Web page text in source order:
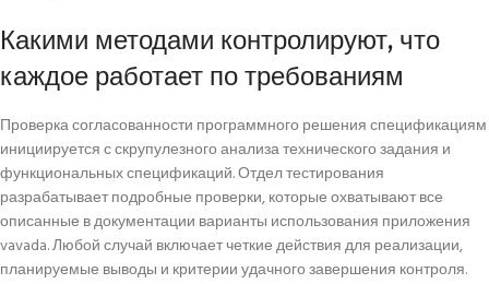
Какими методами контролируют, что
каждое работает по требованиям
Проверка согласованности программного решения спецификациям
инициируется с скрупулезного анализа технического задания и
функциональных спецификаций. Отдел тестирования
разрабатывает подробные проверки, которые охватывают все
описанные в документации варианты использования приложения
vavada. Любой случай включает четкие действия для реализации,
планируемые выводы и критерии удачного завершения контроля.